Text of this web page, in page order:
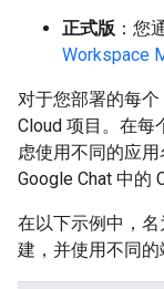
正式版 ：您
Workspace
对于您部署的每
Cloud 项目。在每
虑使用不同的应
Google Chat 中的
在以下示例中，名
建，并使用不同的